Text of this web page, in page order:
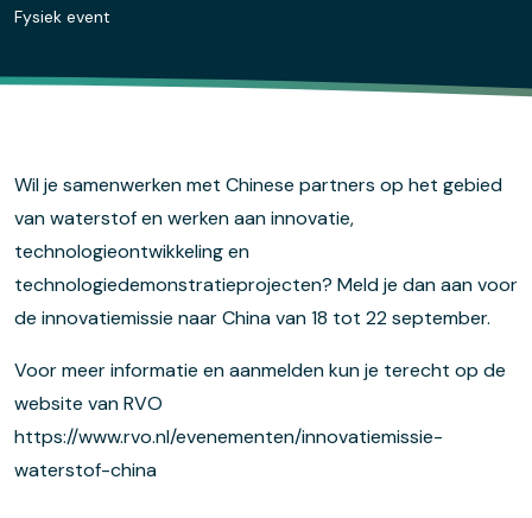
Fysiek event
Wil je samenwerken met Chinese partners op het gebied
van waterstof en werken aan innovatie,
technologieontwikkeling en
technologiedemonstratieprojecten? Meld je dan aan voor
de innovatiemissie naar China van 18 tot 22 september.
Voor meer informatie en aanmelden kun je terecht op de
website van RVO
https://www.rvo.nl/evenementen/innovatiemissie-
waterstof-china